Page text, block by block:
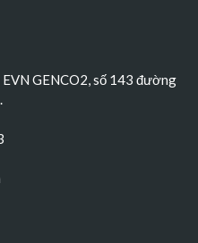
GENCO2, số 143 đường